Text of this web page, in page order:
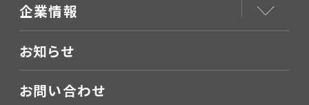
企業情報
お知らせ
お問い合わせ